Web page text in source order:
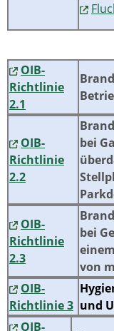
OIB-
Richtlinie
2.1
OIB-
Richtlinie
2.2
bei
OIB-
Richtlinie
2.3
bei
von
OIB-
Richtlinie 3 und
OIB-